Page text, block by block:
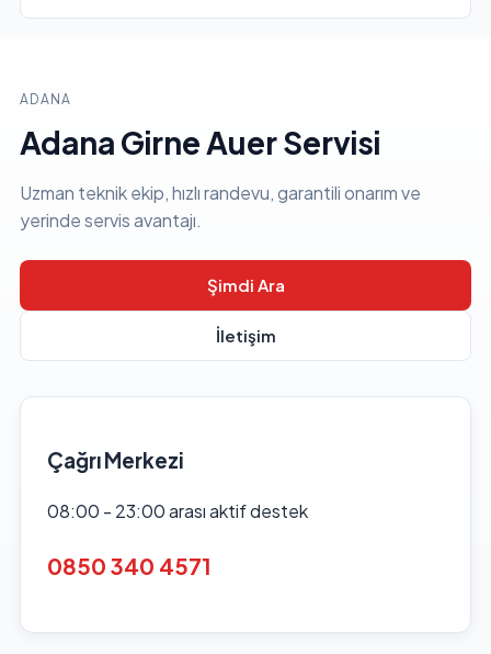
ADANA
Adana Girne Auer Servisi
Uzman teknik ekip, hızlı randevu, garantili onarım ve
yerinde servis avantajı.
Şimdi Ara
İletişim
Çağrı Merkezi
08:00 - 23:00 arası aktif destek
0850 340 4571